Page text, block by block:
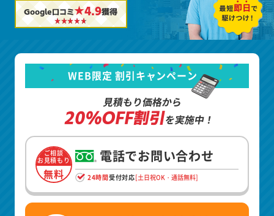
Google口コミ★4.9獲得
WEB限定 割引キャンペーン
見積もり価格から
20%OFF割引を実施中！
ご相談
お見積もり
無料
電話でお問い合わせ
24時間受付対応[土日祝OK・通話無料]